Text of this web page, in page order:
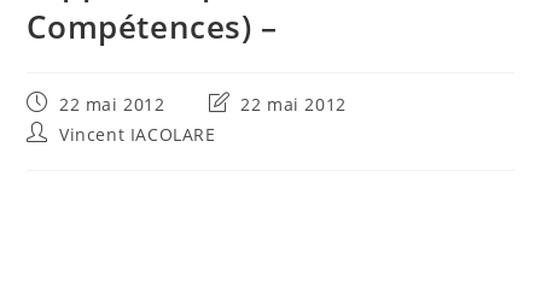
Compétences) –
Publication
publiée :
22 mai 2012
Dernière
modification
de
22 mai 2012
Auteur/autrice
Vincent IACOLARE